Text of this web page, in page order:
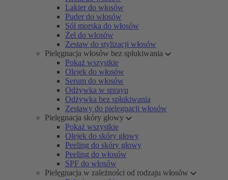
Lakier do włosów
Puder do włosów
Sól morska do włosów
Żel do włosów
Zestaw do stylizacji włosów
Pielęgnacja włosów bez spłukiwania
Pokaż wszystkie
Olejek do włosów
Serum do włosów
Odżywka w sprayu
Odżywka bez spłukiwania
Zestawy do pielęgnacji włosów
Pielęgnacja skóry głowy
Pokaż wszystkie
Olejek do skóry głowy
Peeling do skóry głowy
Peeling do włosów
SPF do włosów
Pielęgnacja w zależności od rodzaju włosów